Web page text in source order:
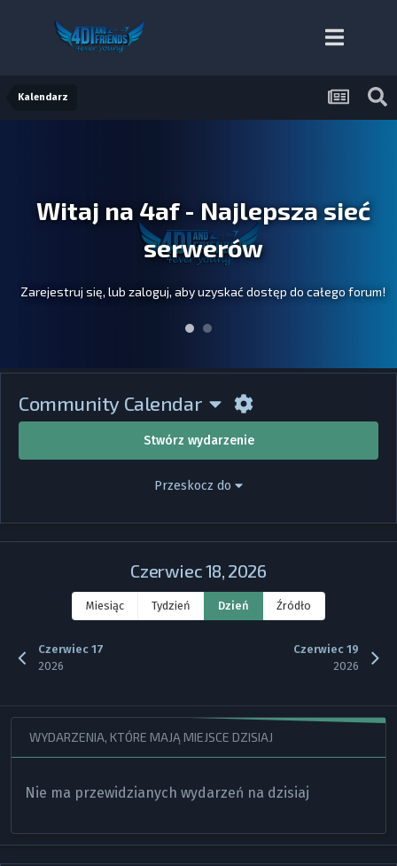
Kalendarz
Witaj na 4af - Najlepsza sieć
serwerów
Zarejestruj się, lub zaloguj, aby uzyskać dostęp do całego forum!
Community Calendar
Stwórz wydarzenie
Przeskocz do
Czerwiec 17
2026
Czerwiec 18, 2026
Miesiąc Tydzień Dzień Źródło
Czerwiec 19
2026
WYDARZENIA, KTÓRE MAJĄ MIEJSCE DZISIAJ
Nie ma przewidzianych wydarzeń na dzisiaj